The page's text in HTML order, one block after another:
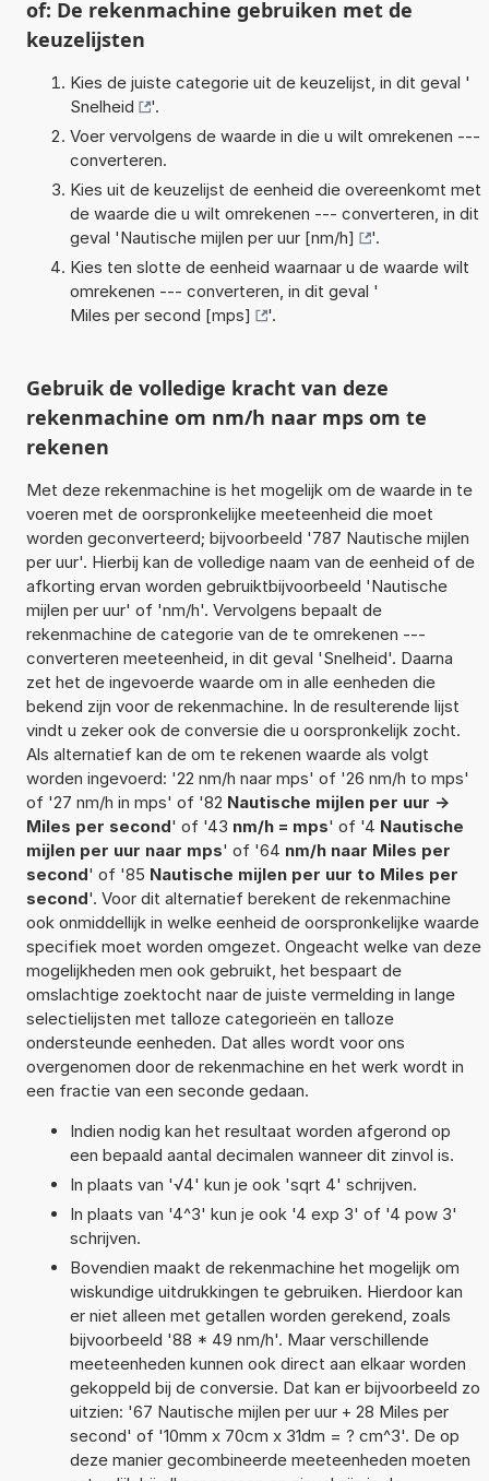
of: De rekenmachine gebruiken met de
keuzelijsten
Kies de juiste categorie uit de keuzelijst, in dit geval '
Snelheid
'.
Voer vervolgens de waarde in die u wilt omrekenen ---
converteren.
Kies uit de keuzelijst de eenheid die overeenkomt met
de waarde die u wilt omrekenen --- converteren, in dit
geval 'Nautische mijlen per uur [nm/h]
'.
Kies ten slotte de eenheid waarnaar u de waarde wilt
omrekenen --- converteren, in dit geval '
Miles per second [mps]
'.
Gebruik de volledige kracht van deze
rekenmachine om nm/h naar mps om te
rekenen
Met deze rekenmachine is het mogelijk om de waarde in te
voeren met de oorspronkelijke meeteenheid die moet
worden geconverteerd; bijvoorbeeld '787 Nautische mijlen
per uur'. Hierbij kan de volledige naam van de eenheid of de
afkorting ervan worden gebruiktbijvoorbeeld 'Nautische
mijlen per uur' of 'nm/h'. Vervolgens bepaalt de
rekenmachine de categorie van de te omrekenen ---
converteren meeteenheid, in dit geval 'Snelheid'. Daarna
zet het de ingevoerde waarde om in alle eenheden die
bekend zijn voor de rekenmachine. In de resulterende lijst
vindt u zeker ook de conversie die u oorspronkelijk zocht.
Als alternatief kan de om te rekenen waarde als volgt
worden ingevoerd: '22 nm/h naar mps' of '26 nm/h to mps'
of '27 nm/h in mps' of '82 Nautische mijlen per uur ->
Miles per second' of '43 nm/h = mps' of '4 Nautische
mijlen per uur naar mps' of '64 nm/h naar Miles per
second' of '85 Nautische mijlen per uur to Miles per
second'. Voor dit alternatief berekent de rekenmachine
ook onmiddellijk in welke eenheid de oorspronkelijke waarde
specifiek moet worden omgezet. Ongeacht welke van deze
mogelijkheden men ook gebruikt, het bespaart de
omslachtige zoektocht naar de juiste vermelding in lange
selectielijsten met talloze categorieën en talloze
ondersteunde eenheden. Dat alles wordt voor ons
overgenomen door de rekenmachine en het werk wordt in
een fractie van een seconde gedaan.
Indien nodig kan het resultaat worden afgerond op
een bepaald aantal decimalen wanneer dit zinvol is.
In plaats van '√4' kun je ook 'sqrt 4' schrijven.
In plaats van '4^3' kun je ook '4 exp 3' of '4 pow 3'
schrijven.
Bovendien maakt de rekenmachine het mogelijk om
wiskundige uitdrukkingen te gebruiken. Hierdoor kan
er niet alleen met getallen worden gerekend, zoals
bijvoorbeeld '88 * 49 nm/h'. Maar verschillende
meeteenheden kunnen ook direct aan elkaar worden
gekoppeld bij de conversie. Dat kan er bijvoorbeeld zo
uitzien: '67 Nautische mijlen per uur + 28 Miles per
second' of '10mm x 70cm x 31dm = ? cm^3'. De op
deze manier gecombineerde meeteenheden moeten